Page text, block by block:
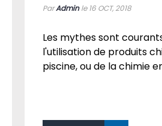
ParAdminle 16 OCT, 2018
Les mythes sont
l'utilisation de produits
piscine, ou de la chimie